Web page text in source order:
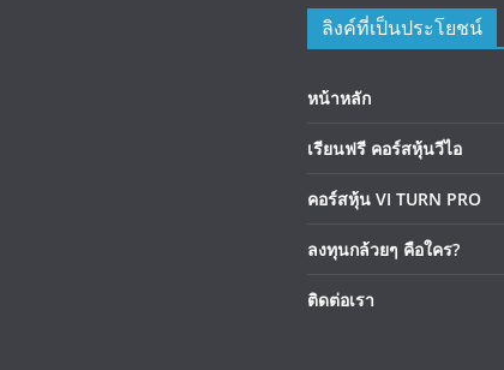
ลิงค์ที่เป็นประโยชน์
หน้าหลัก
เรียนฟรี คอร์สหุ้นวีไอ
คอร์สหุ้น VI TURN PRO
ลงทุนกล้วยๆ คือใคร?
ติดต่อเรา